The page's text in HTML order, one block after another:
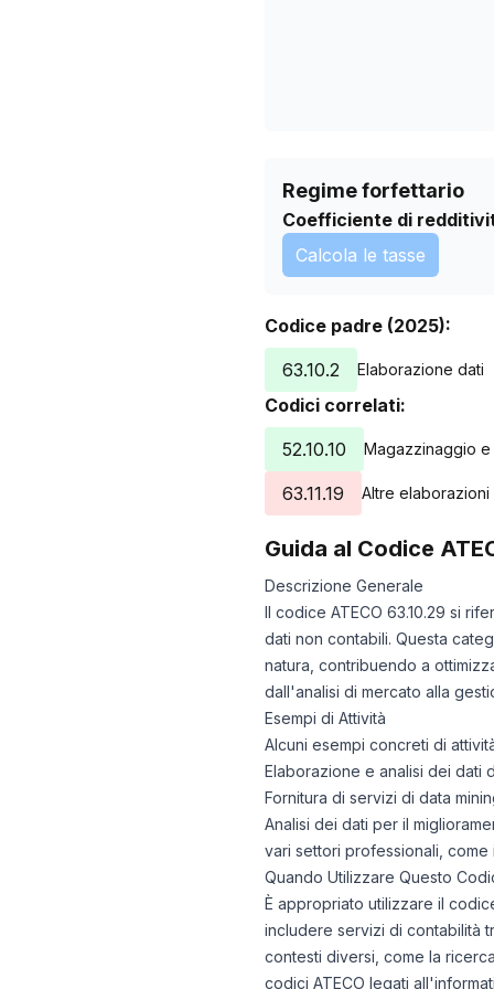
Regime forfettario
Coefficiente di
Calcola le tasse
Codice padre (2025):
63.10.2
Elaborazione dati
Codici correlati:
52.10.10
Magazzinaggio
63.11.19 Altre
Guida al Codice
Descrizione Generale
Il codice ATECO 63.10.29 si
dati non contabili. Questa
natura, contribuendo a
dall'analisi di mercato alla
Esempi di Attività
Alcuni esempi concreti di
Elaborazione e analisi dei dati
Fornitura di servizi di data
Analisi dei dati per il
vari settori professionali,
Quando Utilizzare Questo
È appropriato utilizzare il
includere servizi di contabilità
contesti diversi, come la
codici ATECO legati